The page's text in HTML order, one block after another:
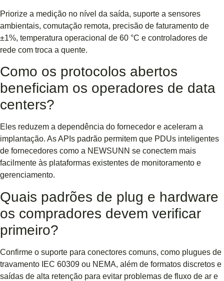
Priorize a medição no nível da saída, suporte a sensores
ambientais, comutação remota, precisão de faturamento de
±1%, temperatura operacional de 60 °C e controladores de
rede com troca a quente.
Como os protocolos abertos
beneficiam os operadores de data
centers?
Eles reduzem a dependência do fornecedor e aceleram a
implantação. As APIs padrão permitem que PDUs inteligentes
de fornecedores como a NEWSUNN se conectem mais
facilmente às plataformas existentes de monitoramento e
gerenciamento.
Quais padrões de plug e hardware
os compradores devem verificar
primeiro?
Confirme o suporte para conectores comuns, como plugues de
travamento IEC 60309 ou NEMA, além de formatos discretos e
saídas de alta retenção para evitar problemas de fluxo de ar e